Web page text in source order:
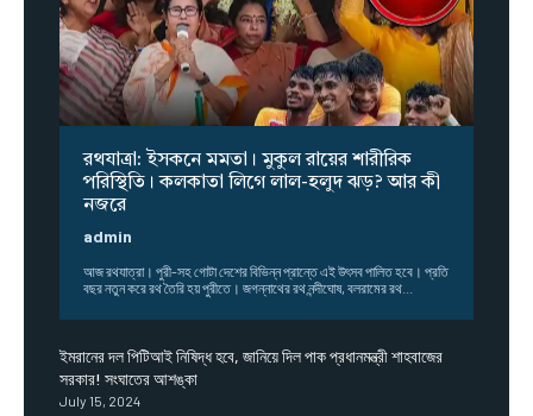
রথযাত্রা: ইসকনে মমতা। মুকুল রায়ের শারীরিক
পরিস্থিতি। কলকাতা লিগে লাল-হলুদ ঝড়? আর কী
নজরে
admin
আজ রথযাত্রা। পুরী-সহ গোটা দেশের বিভিন্ন প্রান্তে এই উৎসব পালিত হবে। প্রতি
বছর নতুন করে রথ তৈরি হয় পুরীতে। জগন্নাথের রথ নন্দীঘোষ, বলরামের রথ...
ইমরানের দল পিটিআই নিষিদ্ধ হবে, জানিয়ে দিল পাক প্রধানমন্ত্রী শাহবাজের
সরকার! সংঘাতের আশঙ্কা
July 15, 2024